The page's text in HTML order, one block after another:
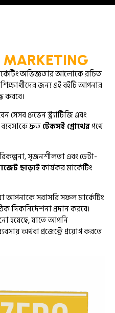
অভিজ্ঞতার আলোকে রচিত
জন্য এই বইটি আপনার
করবে।
প্রুভেন স্ট্র্যাটিজি এবং
দ্রুতটেকসই গ্রোথেরপথে
সৃজনশীলতা এবং ডেটা-
ছাড়াইকার্যকর মার্কেটিং
আপনাকে সরাসরি সফল মার্কেটিং
দিকনির্দেশনা প্রদান করবে।
হয়েছে, যাতে আপনি
অথবা প্রজেক্টে প্রয়োগ করতে